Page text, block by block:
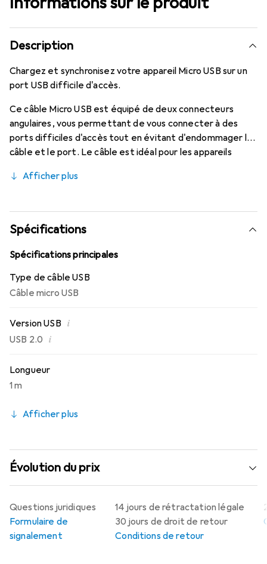
Description
Chargez et synchronisez votre appareil Micro USB sur un
port USB difficile d'accès.
Ce câble Micro USB est équipé de deux connecteurs
angulaires, vous permettant de vous connecter à des
ports difficiles d'accès tout en évitant d'endommager le
câble et le port. Le câble est idéal pour les appareils
périphériques qui pourraient être difficiles à brancher
Afficher plus
Spécifications
Spécifications principales
Type de câble USB
Câble micro USB
Version USB i
USB 2.0 i
Longueur
1 m
Afficher plus
Évolution du prix
14 jours de rétractation légale
30 jours de droit de retour
Conditions de retour
Questions juridiques
Formulaire de
signalement